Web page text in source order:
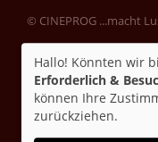
© CINEPROG ...macht
Möchten Sie
Hallo! Könnten wir
Erforderlich &
können Ihre
zurückziehen.